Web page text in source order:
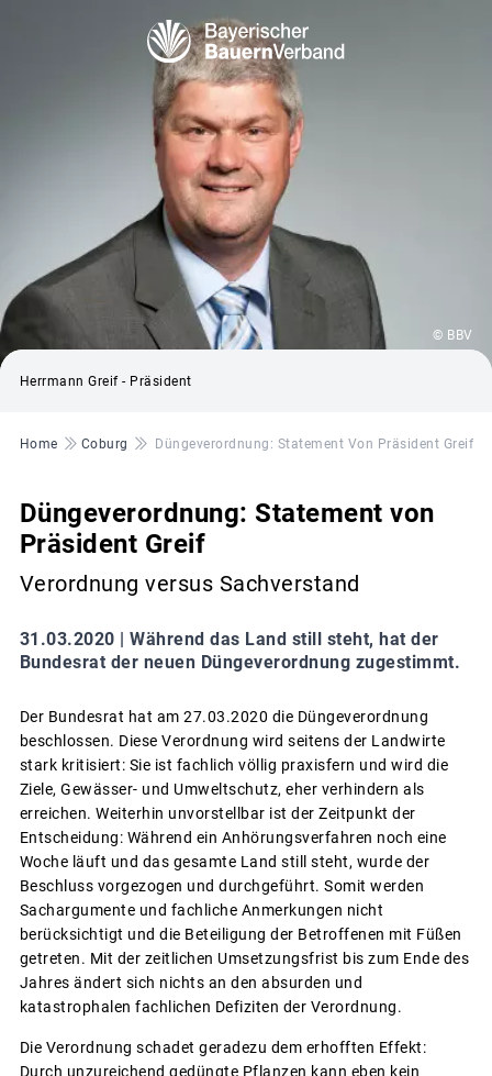
© BBV
Herrmann Greif - Präsident
Pfadnavigation
Home Coburg Düngeverordnung: Statement Von Präsident Greif
Düngeverordnung: Statement von
Präsident Greif
Verordnung versus Sachverstand
31.03.2020 | Während das Land still steht, hat der
Bundesrat der neuen Düngeverordnung zugestimmt.
Der Bundesrat hat am 27.03.2020 die Düngeverordnung
beschlossen. Diese Verordnung wird seitens der Landwirte
stark kritisiert: Sie ist fachlich völlig praxisfern und wird die
Ziele, Gewässer- und Umweltschutz, eher verhindern als
erreichen. Weiterhin unvorstellbar ist der Zeitpunkt der
Entscheidung: Während ein Anhörungsverfahren noch eine
Woche läuft und das gesamte Land still steht, wurde der
Beschluss vorgezogen und durchgeführt. Somit werden
Sachargumente und fachliche Anmerkungen nicht
berücksichtigt und die Beteiligung der Betroffenen mit Füßen
getreten. Mit der zeitlichen Umsetzungsfrist bis zum Ende des
Jahres ändert sich nichts an den absurden und
katastrophalen fachlichen Defiziten der Verordnung.
Die Verordnung schadet geradezu dem erhofften Effekt:
Durch unzureichend gedüngte Pflanzen kann eben kein